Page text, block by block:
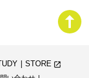
STORE launch